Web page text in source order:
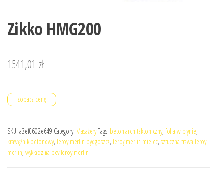
Zikko HMG200
1541,01 zł
Zobacz cenę
SKU: a3ef0602e649 Category: MasażeryTags: beton architektoniczny, folia w płynie,
krawężnik betonowy, leroy merlin bydgoszcz, leroy merlin mielec, sztuczna trawa leroy
merlin, wykładzina pcv leroy merlin